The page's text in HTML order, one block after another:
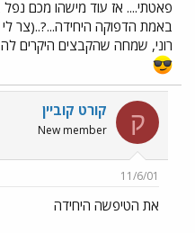
פאטתי.... אז עוד מישהו מכם
באמת הדפוקה היחידה...?..(צר
רוני, שמחה שהקבצים היקרים
ק קורט קוביין
New member
11/6/01
את הטיפשה היחידה